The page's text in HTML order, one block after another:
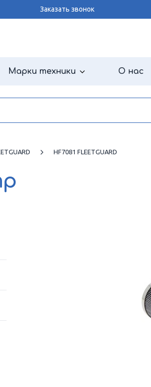
Заказать звонок
Марки техники О нас
HF7081 FLEETGUARD